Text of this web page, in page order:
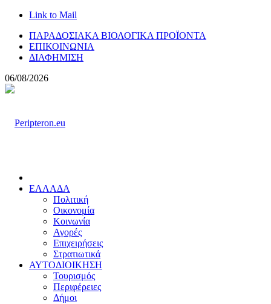
Link to Mail
ΠΑΡΑΔΟΣΙΑΚΑ ΒΙΟΛΟΓΙΚΑ ΠΡΟΪΟΝΤΑ
ΕΠΙΚΟΙΝΩΝΙΑ
ΔΙΑΦΗΜΙΣΗ
06/08/2026
ΕΛΛΑΔΑ
Πολιτική
Οικονομία
Κοινωνία
Αγορές
Επιχειρήσεις
Στρατιωτικά
ΑΥΤΟΔΙΟΙΚΗΣΗ
Τουρισμός
Περιφέρειες
Δήμοι